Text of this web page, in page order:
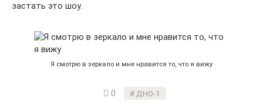
застать это шоу.
Я смотрю в зеркало и мне нравится то, что я вижу
0 ДНО-1